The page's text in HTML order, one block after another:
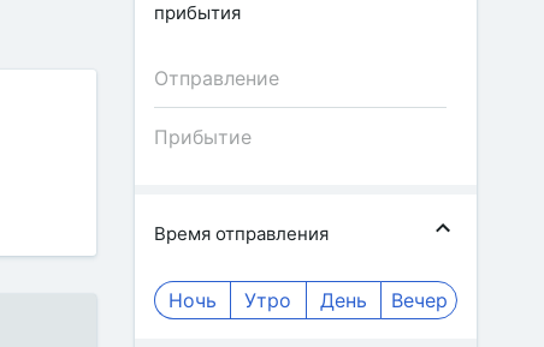
прибытия
Время отправления
Ночь Утро День Вечер